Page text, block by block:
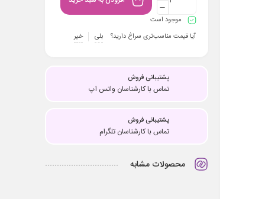
موجود است
آیا قیمت مناسب‌تری سراغ دارید؟
بلی خیر
پشتیبانی فروش
تماس با کارشناسان واتس اپ
پشتیبانی فروش
تماس با کارشناسان تلگرام
محصولات مشابه